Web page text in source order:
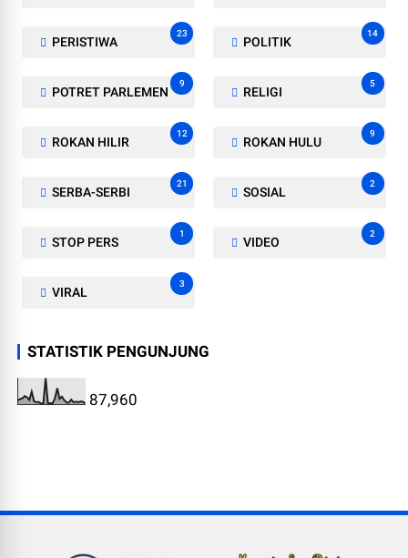
PERISTIWA
23
POLITIK
14
POTRET PARLEMEN
9
RELIGI
5
ROKAN HILIR
12
ROKAN HULU
9
SERBA-SERBI
21
SOSIAL
2
STOP PERS
1
VIDEO
2
VIRAL
3
STATISTIK PENGUNJUNG
87,960